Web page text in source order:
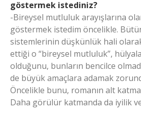
göstermek istediniz?
-Bireysel mutluluk arayışlarına
göstermek istedim öncelikle.
sistemlerinin düşkünlük hali
ettiği o “bireysel mutluluk”,
olduğunu, bunların bencilce
de büyük amaçlara adamak
Öncelikle bunu, romanın alt
Daha görülür katmanda da iyilik